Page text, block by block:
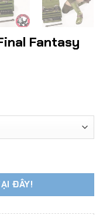
Fantasy
XV 1/6 Scale số lượng
ĐÂY!